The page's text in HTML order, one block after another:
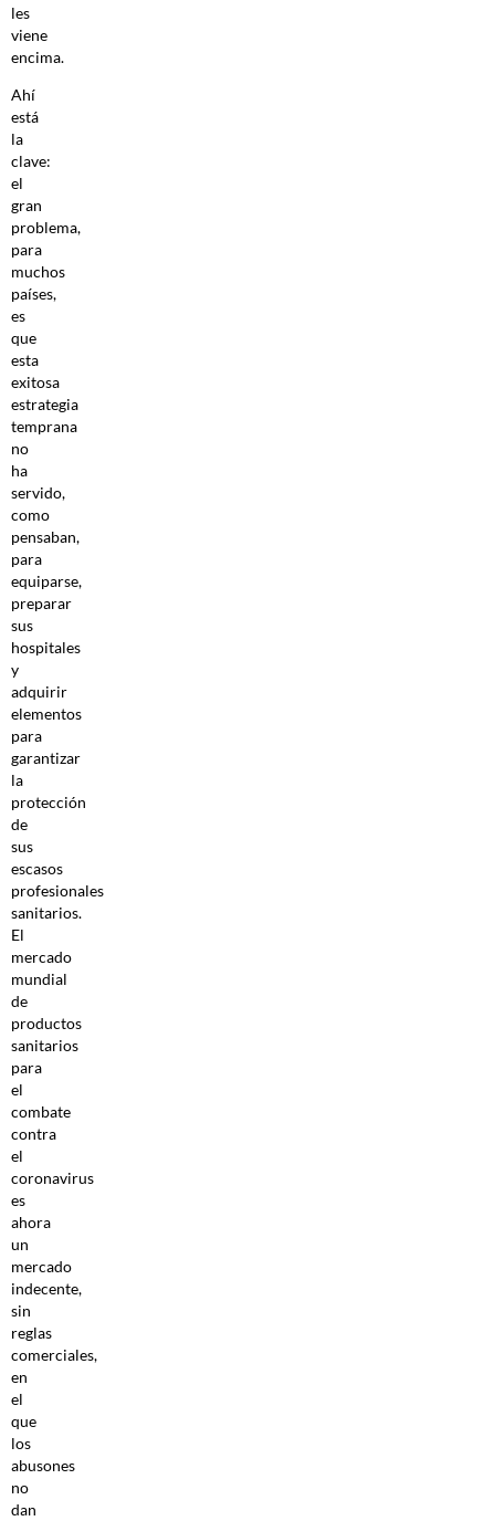
les
viene
encima.
Ahí
está
la
clave:
el
gran
problema,
para
muchos
países,
es
que
esta
exitosa
estrategia
temprana
no
ha
servido,
como
pensaban,
para
equiparse,
preparar
sus
hospitales
y
adquirir
elementos
para
garantizar
la
protección
de
sus
escasos
profesionales
sanitarios.
El
mercado
mundial
de
productos
sanitarios
para
el
combate
contra
el
coronavirus
es
ahora
un
mercado
indecente,
sin
reglas
comerciales,
en
el
que
los
abusones
no
dan